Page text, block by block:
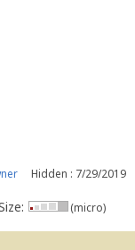
Hidden : 7/29/2019
(micro)